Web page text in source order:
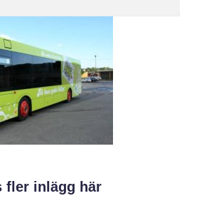
fler inlägg här